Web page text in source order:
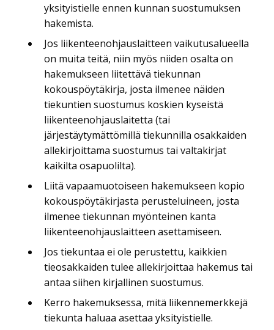
yksityistielle ennen kunnan suostumuksen
hakemista.
Jos liikenteenohjauslaitteen vaikutusalueella
on muita teitä, niin myös niiden osalta on
hakemukseen liitettävä tiekunnan
kokouspöytäkirja, josta ilmenee näiden
tiekuntien suostumus koskien kyseistä
liikenteenohjauslaitetta (tai
järjestäytymättömillä tiekunnilla osakkaiden
allekirjoittama suostumus tai valtakirjat
kaikilta osapuolilta).
Liitä vapaamuotoiseen hakemukseen kopio
kokouspöytäkirjasta perusteluineen, josta
ilmenee tiekunnan myönteinen kanta
liikenteenohjauslaitteen asettamiseen.
Jos tiekuntaa ei ole perustettu, kaikkien
tieosakkaiden tulee allekirjoittaa hakemus tai
antaa siihen kirjallinen suostumus.
Kerro hakemuksessa, mitä liikennemerkkejä
tiekunta haluaa asettaa yksityistielle.